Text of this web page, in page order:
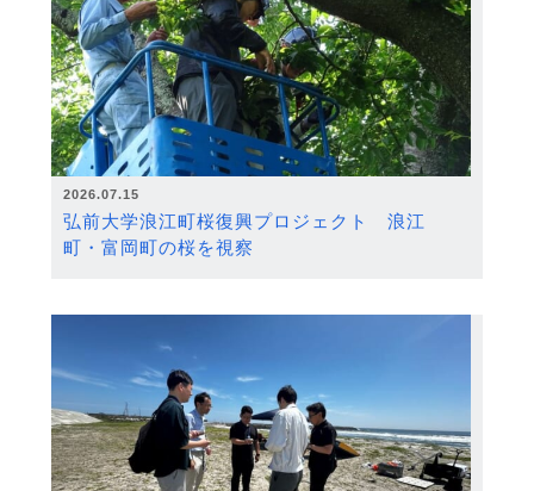
2026.07.15
弘前大学浪江町桜復興プロジェクト 浪江
町・富岡町の桜を視察